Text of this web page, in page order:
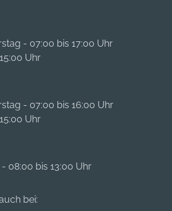
- 07:00 bis 17:00 Uhr
Uhr
- 07:00 bis 16:00 Uhr
Uhr
08:00 bis 13:00 Uhr
bei: